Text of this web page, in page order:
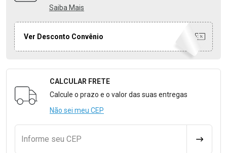
Saiba Mais
Ver Desconto Convênio
Formulário para Calcular o Frete
CALCULAR FRETE
Calcule o prazo e o valor das suas entregas
Não sei meu CEP
Informe seu CEP